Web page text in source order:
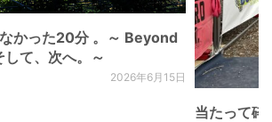
かった20分 。～ Beyond
て、次へ。～
2026年6月15日
当たって砕